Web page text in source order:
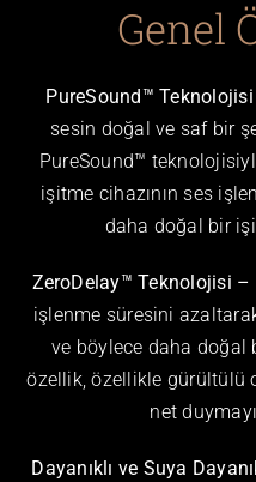
Genel
PureSound™
sesin doğal ve saf bir
PureSound™
işitme cihazının ses
daha doğal bir
ZeroDelay™ Teknolojisi –
işlenme süresini
ve böylece daha doğal
özellik, özellikle gürültülü
net
Dayanıklı ve Suya